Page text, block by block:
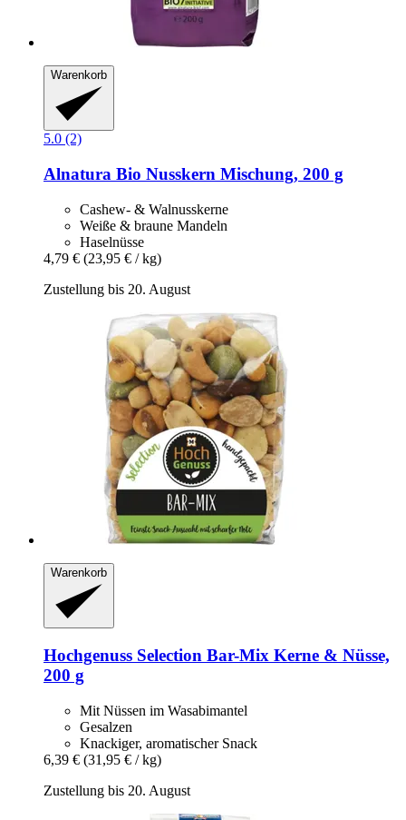
Warenkorb
5.0 (2)
Alnatura Bio Nusskern Mischung, 200 g
Cashew- & Walnusskerne
Weiße & braune Mandeln
Haselnüsse
4,79 € (23,95 € / kg)
Zustellung bis 20. August
Warenkorb
Hochgenuss Selection Bar-​Mix Kerne & Nüsse,
200 g
Mit Nüssen im Wasabimantel
Gesalzen
Knackiger, aromatischer Snack
6,39 € (31,95 € / kg)
Zustellung bis 20. August